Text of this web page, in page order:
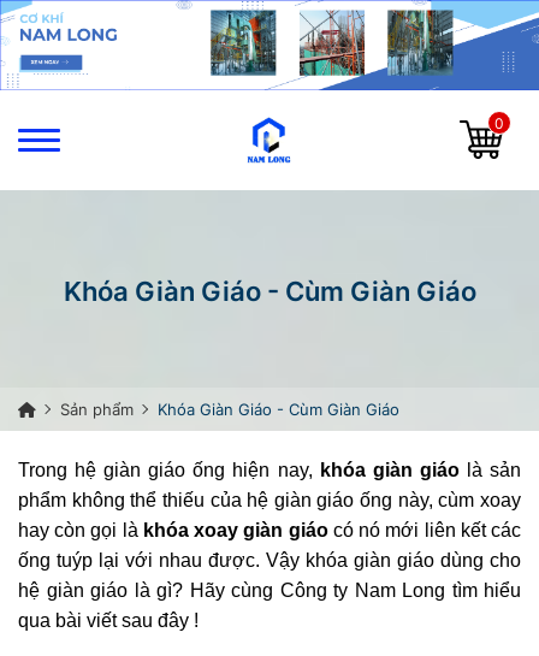
0
Khóa Giàn Giáo - Cùm Giàn Giáo
Sản phẩm Khóa Giàn Giáo - Cùm Giàn Giáo
Trong hệ giàn giáo ống hiện nay, khóa giàn giáolà sản
phẩm không thể thiếu của hệ giàn giáo ống này, cùm xoay
hay còn gọi là khóa xoay giàn giáocó nó mới liên kết các
ống tuýp lại với nhau được. Vậy khóa giàn giáo dùng cho
hệ giàn giáo là gì? Hãy cùng Công ty Nam Long tìm hiểu
qua bài viết sau đây !